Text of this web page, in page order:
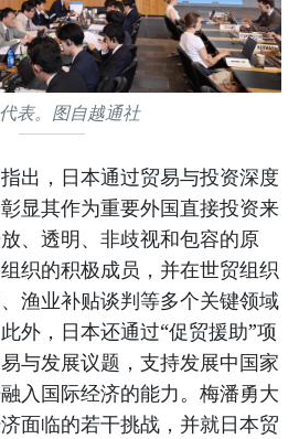
表。图自越通社
出，日本通过贸易与投资深度
显其作为重要外国直接投资来
、透明、非歧视和包容的原
织的积极成员，并在世贸组织
渔业补贴谈判等多个关键领域
外，日本还通过“促贸援助”项
与发展议题，支持发展中国家
入国际经济的能力。梅潘勇大
面临的若干挑战，并就日本贸